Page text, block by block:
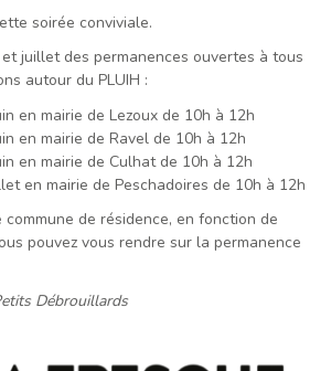
soirée conviviale.
juillet des permanences ouvertes à tous
autour du PLUIH :
en mairie de Lezoux de 10h à 12h
en mairie de Ravel de 10h à 12h
en mairie de Culhat de 10h à 12h
en mairie de Peschadoires de 10h à 12h
de résidence, en fonction de
pouvez vous rendre sur la permanence
Débrouillards